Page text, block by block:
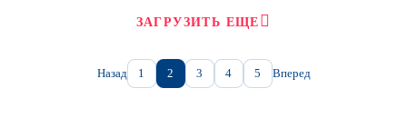
ЗАГРУЗИТЬ ЕЩЕ
Назад 1 2 3 4 5 Вперед